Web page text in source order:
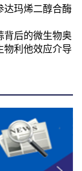
达玛烯二醇合酶
背后的微生物奥
物利他效应介导